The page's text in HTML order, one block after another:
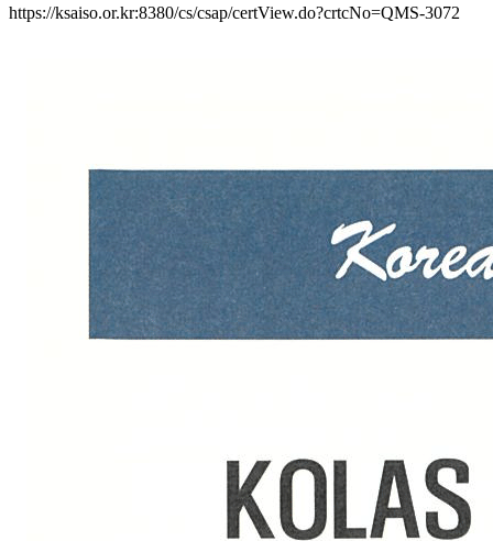
https://ksaiso.or.kr:8380/cs/csap/certView.do?crtcNo=QMS-3072